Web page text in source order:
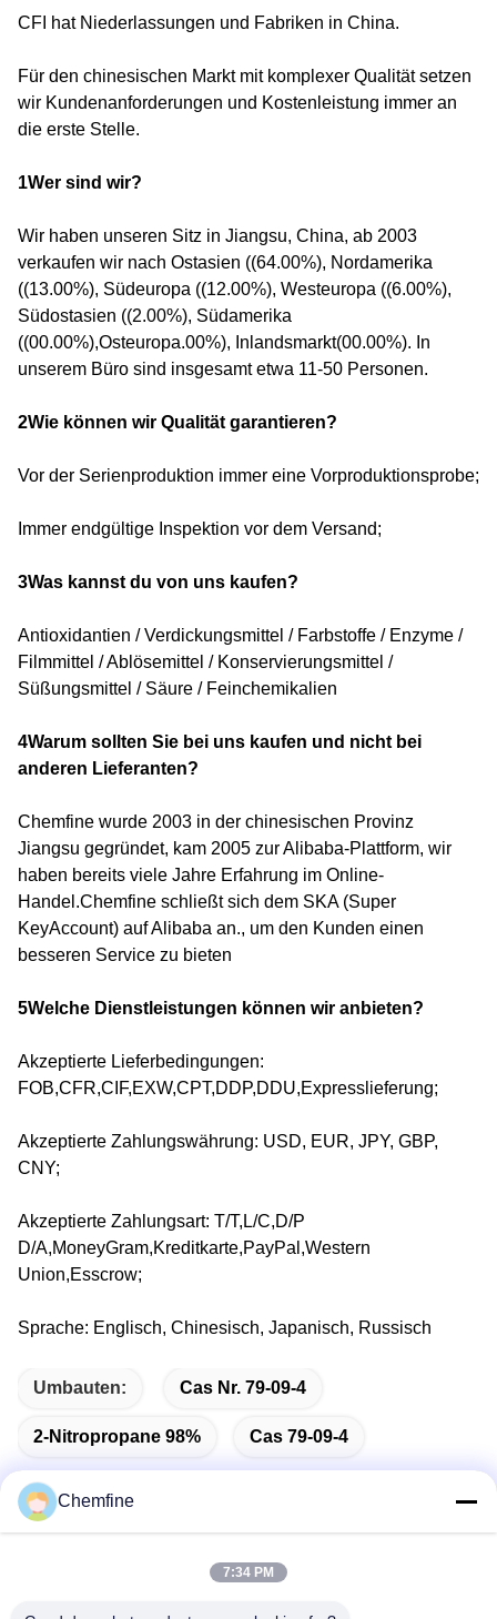
CFI hat Niederlassungen und Fabriken in China.
Für den chinesischen Markt mit komplexer Qualität setzen
wir Kundenanforderungen und Kostenleistung immer an
die erste Stelle.
1Wer sind wir?
Wir haben unseren Sitz in Jiangsu, China, ab 2003
verkaufen wir nach Ostasien ((64.00%), Nordamerika
((13.00%), Südeuropa ((12.00%), Westeuropa ((6.00%),
Südostasien ((2.00%), Südamerika
((00.00%),Osteuropa.00%), Inlandsmarkt(00.00%). In
unserem Büro sind insgesamt etwa 11-50 Personen.
2Wie können wir Qualität garantieren?
Vor der Serienproduktion immer eine Vorproduktionsprobe;
Immer endgültige Inspektion vor dem Versand;
3Was kannst du von uns kaufen?
Antioxidantien / Verdickungsmittel / Farbstoffe / Enzyme /
Filmmittel / Ablösemittel / Konservierungsmittel /
Süßungsmittel / Säure / Feinchemikalien
4Warum sollten Sie bei uns kaufen und nicht bei
anderen Lieferanten?
Chemfine wurde 2003 in der chinesischen Provinz
Jiangsu gegründet, kam 2005 zur Alibaba-Plattform, wir
haben bereits viele Jahre Erfahrung im Online-
Handel.Chemfine schließt sich dem SKA (Super
KeyAccount) auf Alibaba an., um den Kunden einen
besseren Service zu bieten
5Welche Dienstleistungen können wir anbieten?
Akzeptierte Lieferbedingungen:
FOB,CFR,CIF,EXW,CPT,DDP,DDU,Expresslieferung;
Akzeptierte Zahlungswährung: USD, EUR, JPY, GBP,
CNY;
Akzeptierte Zahlungsart: T/T,L/C,D/P
D/A,MoneyGram,Kreditkarte,PayPal,Western
Union,Esscrow;
Sprache: Englisch, Chinesisch, Japanisch, Russisch
Umbauten: Cas Nr. 79-09-4
2-Nitropropane 98% Cas 79-09-4
Schnelle Kontaktaufnahme
Chemfine
7:34 PM